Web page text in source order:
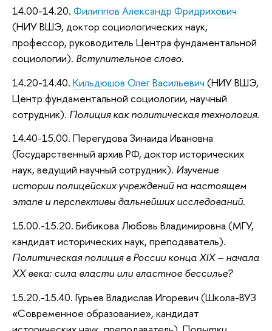
14.00-14.20. Филиппов Александр Фридрихович
(НИУ ВШЭ, доктор социологических наук,
профессор, руководитель Центра фундаментальной
социологии). Вступительное слово.
14.20-14.40. Кильдюшов Олег Васильевич (НИУ ВШЭ,
Центр фундаментальной социологии, научный
сотрудник). Полиция как политическая технология.
14.40-15.00. Перегудова Зинаида Ивановна
(Государственный архив РФ, доктор исторических
наук, ведущий научный сотрудник). Изучение
истории полицейских учреждений на настоящем
этапе и перспективы дальнейших исследований.
15.00.-15.20. Бибикова Любовь Владимировна (МГУ,
кандидат исторических наук, преподаватель).
Политическая полиция в России конца XIX – начала
ХХ века: сила власти или властное бессилье?
15.20.-15.40. Гурьев Владислав Игоревич (Школа-ВУЗ
«Современное образование», кандидат